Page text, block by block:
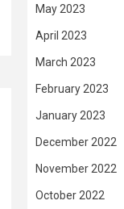
May 2023
April 2023
March 2023
February 2023
January 2023
December 2022
November 2022
October 2022